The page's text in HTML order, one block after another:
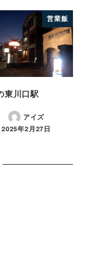
営業飯
東川口駅
アイズ
2025年2月27日